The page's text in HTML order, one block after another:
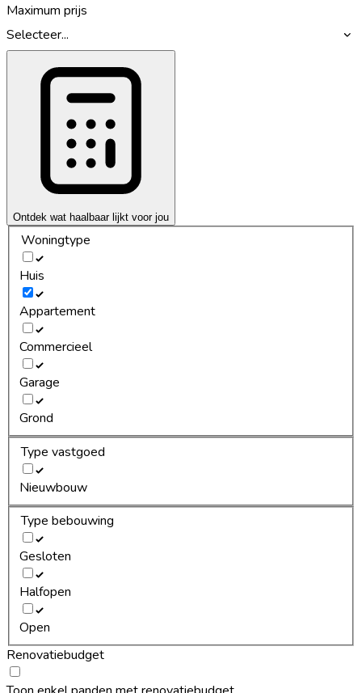
Maximum prijs
Selecteer...
Ontdek wat haalbaar lijkt voor jou
Woningtype
Huis
Appartement
Commercieel
Garage
Grond
Type vastgoed
Nieuwbouw
Type bebouwing
Gesloten
Halfopen
Open
Renovatiebudget